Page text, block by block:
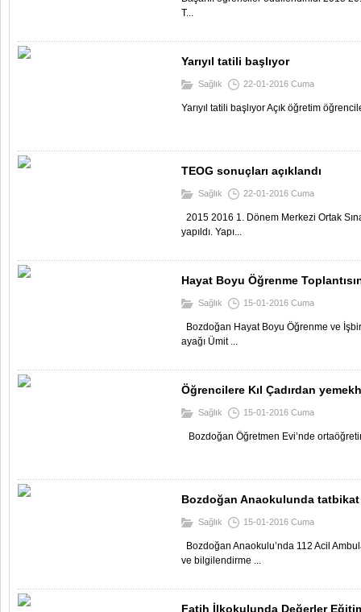
T...
Yarıyıl tatili başlıyor
Sağlık 22-01-2016 Cuma
Yarıyıl tatili başlıyor Açık öğretim
TEOG sonuçları açıklandı
Sağlık 22-01-2016 Cuma
2015 2016 1. Dönem Merkezi Ortak
yapıldı. Yapı...
Hayat Boyu Öğrenme
Sağlık 15-01-2016 Cuma
Bozdoğan Hayat Boyu Öğrenme ve
ayağı Ümit ...
Öğrencilere Kıl Çadırdan
Sağlık 15-01-2016 Cuma
Bozdoğan Öğretmen Evi’nde
Bozdoğan Anaokulunda tatbikat
Sağlık 15-01-2016 Cuma
Bozdoğan Anaokulu’nda 112 Acil
ve bilgilendirme ...
Fatih İlkokulunda Değerler